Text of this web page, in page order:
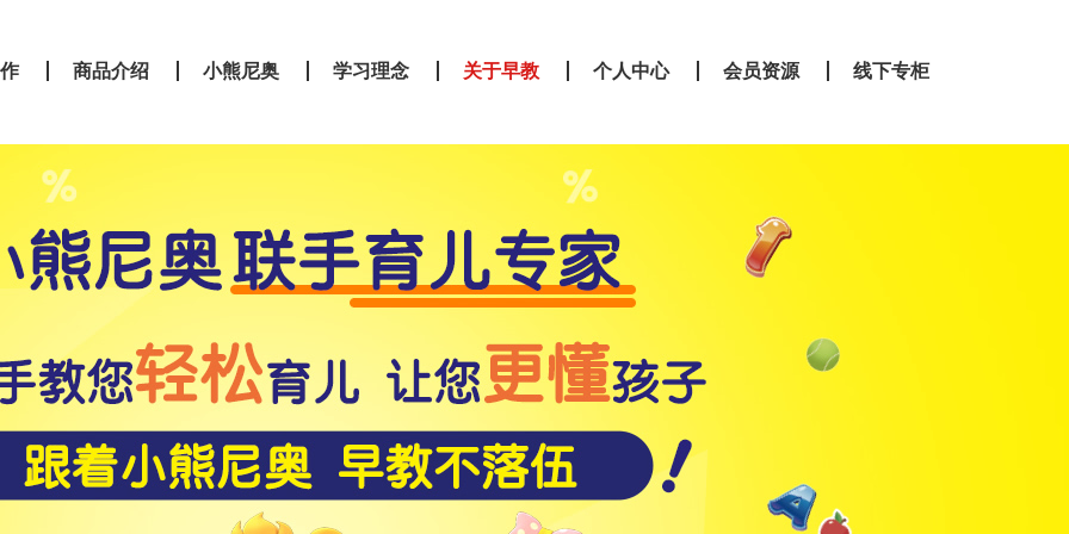
商品介绍 小熊尼奥 学习理念 关于早教 个人中心 会员资源 线下专柜